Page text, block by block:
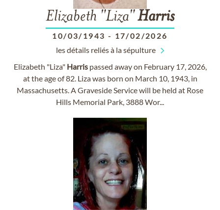
Elizabeth "Liza"Harris
10/03/1943 - 17/02/2026
les détails reliés à la sépulture
Elizabeth "Liza" Harrispassed away on February 17, 2026,
at the age of 82. Liza was born on March 10, 1943, in
Massachusetts. A Graveside Service will be held at Rose
Hills Memorial Park, 3888 Wor...